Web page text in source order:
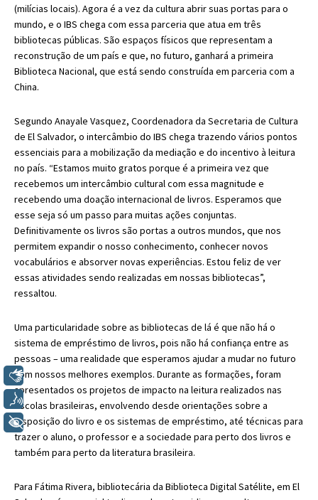
(milícias locais). Agora é a vez da cultura abrir suas portas para o
mundo, e o IBS chega com essa parceria que atua em três
bibliotecas públicas. São espaços físicos que representam a
reconstrução de um país e que, no futuro, ganhará a primeira
Biblioteca Nacional, que está sendo construída em parceria com a
China.
Segundo Anayale Vasquez, Coordenadora da Secretaria de Cultura
de El Salvador, o intercâmbio do IBS chega trazendo vários pontos
essenciais para a mobilização da mediação e do incentivo à leitura
no país. “Estamos muito gratos porque é a primeira vez que
recebemos um intercâmbio cultural com essa magnitude e
recebendo uma doação internacional de livros. Esperamos que
esse seja só um passo para muitas ações conjuntas.
Definitivamente os livros são portas a outros mundos, que nos
permitem expandir o nosso conhecimento, conhecer novos
vocabulários e absorver novas experiências. Estou feliz de ver
essas atividades sendo realizadas em nossas bibliotecas”,
ressaltou.
Uma particularidade sobre as bibliotecas de lá é que não há o
sistema de empréstimo de livros, pois não há confiança entre as
pessoas – uma realidade que esperamos ajudar a mudar no futuro
com nossos melhores exemplos. Durante as formações, foram
apresentados os projetos de impacto na leitura realizados nas
escolas brasileiras, envolvendo desde orientações sobre a
disposição do livro e os sistemas de empréstimo, até técnicas para
trazer o aluno, o professor e a sociedade para perto dos livros e
também para perto da literatura brasileira.
Para Fátima Rivera, bibliotecária da Biblioteca Digital Satélite, em El
Libras
Voz
+ Acessibilidade